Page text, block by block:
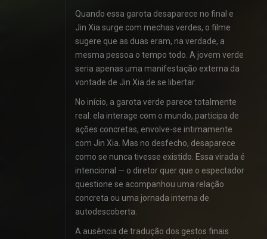
Quando essa garota desaparece no final e
Jin Xia surge com mechas verdes, o filme
sugere que as duas eram, na verdade, a
mesma pessoa o tempo todo. A jovem verde
seria apenas uma manifestação externa da
vontade de Jin Xia de se libertar.
No início, a garota verde parece totalmente
real: ela interage com o mundo, participa de
ações concretas, envolve-se intimamente
com Jin Xia. Mas no desfecho, desaparece
como se nunca tivesse existido. Essa virada é
intencional — o diretor quer que o espectador
questione se acompanhou uma relação
concreta ou uma jornada interna de
autodescoberta.
A ausência de tradução dos gestos finais